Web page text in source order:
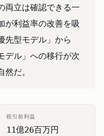
両立は確認できる一
が利益率の改善を吸
先型モデル」から
デル」への移行が次
だ。
税引前利益
11億26百万円